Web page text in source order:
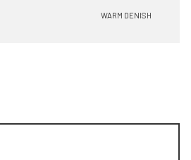
WARM DENISH